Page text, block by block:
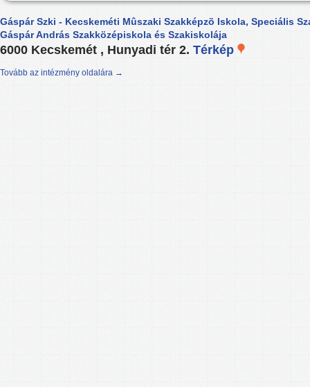
Gáspár Szki - Kecskeméti Mûszaki Szakképzõ Iskola, Speciális
Gáspár András Szakközépiskola és Szakiskolája
6000 Kecskemét , Hunyadi tér 2. Térkép
Tovább az intézmény oldalára →